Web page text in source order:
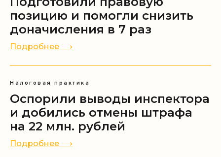
позицию и помогли снизить
доначисления в 7 раз
Подробнее ⟶
Налоговая практика
Оспорили выводы инспектора
и добились отмены штрафа
на 22 млн. рублей
Подробнее ⟶
Договор оферты
Политика конфиденциальности
Согласие на обработку персональных
Документы
+7 (499) 653-67-23
Экспертные каналы
Мы на связи ежедневно с 9:00 до 18:00